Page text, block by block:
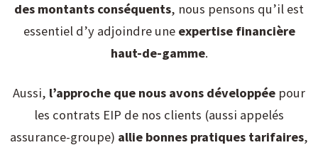
des montants conséquents, nous pensons qu’il est
essentiel d’y adjoindre une expertise financière
haut-de-gamme.
Aussi, l’approche que nous avons développée pour
les contrats EIP de nos clients (aussi appelés
assurance-groupe) allie bonnes pratiques tarifaires,